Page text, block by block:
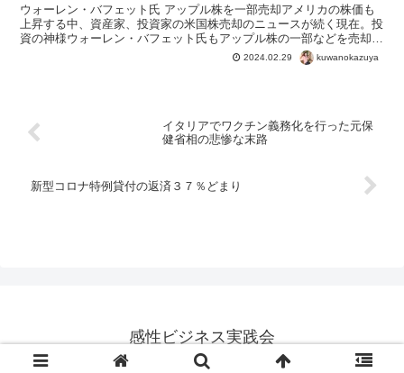
ウォーレン・バフェット氏 アップル株を一部売却アメリカの株価も
上昇する中、資産家、投資家の米国株売却のニュースが続く現在。投
資の神様ウォーレン・バフェット氏もアップル株の一部などを売却
へ。アメリカの株式市場は値上がりしている。日本も過去最高...
2024.02.29 kuwanokazuya
イタリアでワクチン義務化を行った元保
健省相の悲惨な末路
新型コロナ特例貸付の返済３７％どまり
感性ビジネス実践会
© 2014 感性ビジネス実践会.